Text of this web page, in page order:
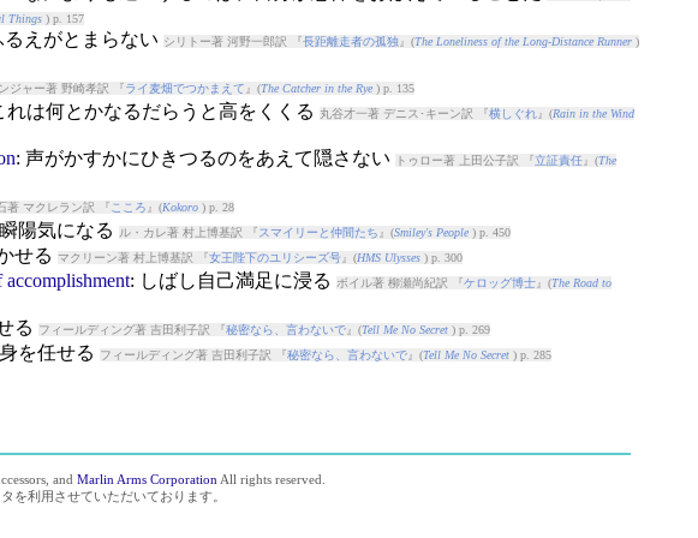
Things) p. 157
えがとまらない シリトー著 河野一郎訳 『長距離走者の孤独 』(The Loneliness of the Long-Distance Runner)
ジャー著 野崎孝訳 『ライ麦畑でつかまえて 』(The Catcher in the Rye) p. 135
れは何とかなるだらうと高をくくる 丸谷才一著 デニス･キーン訳 『横しぐれ 』(Rain in the Wind
: 声がかすかにひきつるのをあえて隠さない トゥロー著 上田公子訳 『立証責任』(The
著 マクレラン訳 『 こころ 』(Kokoro) p. 28
陽気になる ル・カレ著 村上博基訳 『スマイリーと仲間たち 』(Smiley's People) p. 450
せる マクリーン著 村上博基訳 『女王陛下のユリシーズ号』(HMS Ulysses) p. 300
accomplishment: しばし自己満足に浸る ボイル著 柳瀬尚紀訳 『ケロッグ博士』(The Road to
る フィールディング著 吉田利子訳 『秘密なら、言わないで』(Tell Me No Secret) p. 269
を任せる フィールディング著 吉田利子訳 『秘密なら、言わないで』(Tell Me No Secret) p. 285
and Marlin Arms Corporation All rights reserved.
を利用させていただいております。